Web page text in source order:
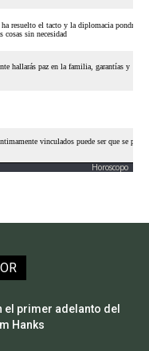
Horoscopo
el primer adelanto del
Hanks